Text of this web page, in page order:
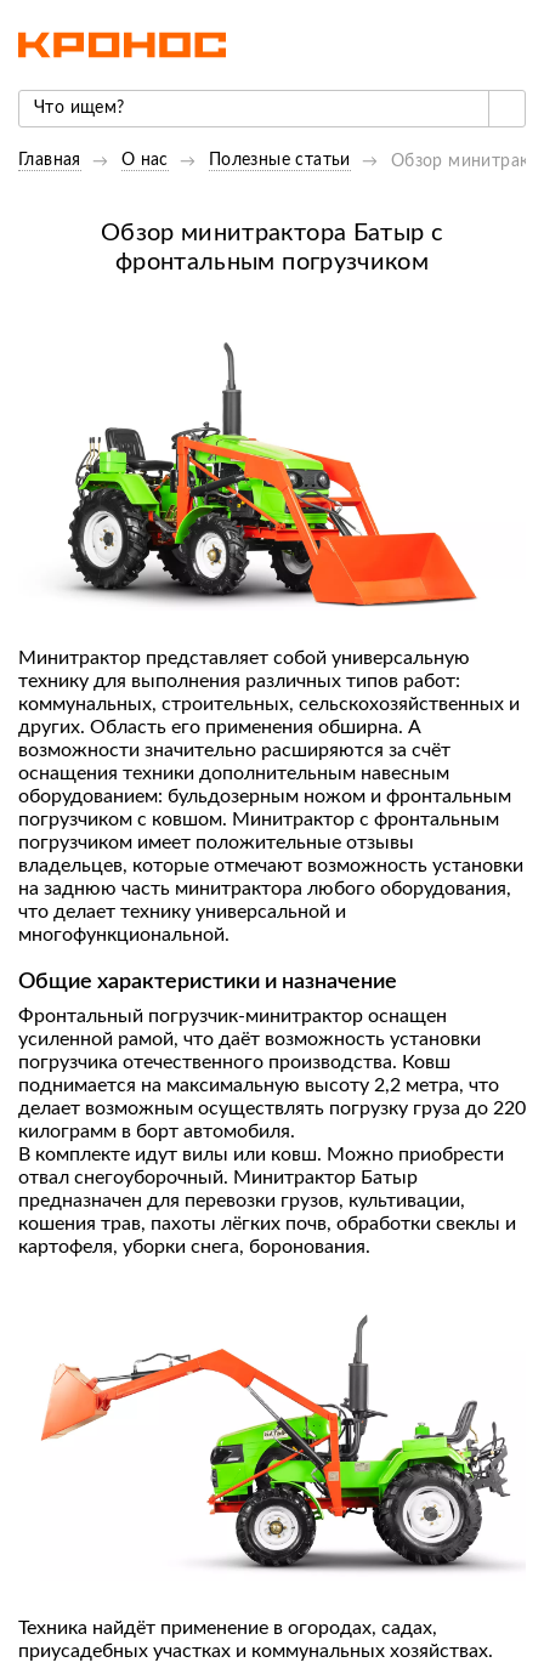
Главная О нас Полезные статьи Обзор
Обзор минитрактора Батыр с
фронтальным погрузчиком
Минитрактор представляет собой универсальную
технику для выполнения различных типов работ:
коммунальных, строительных, сельскохозяйственных и
других. Область его применения обширна. А
возможности значительно расширяются за счёт
оснащения техники дополнительным навесным
оборудованием: бульдозерным ножом и фронтальным
погрузчиком с ковшом. Минитрактор с фронтальным
погрузчиком имеет положительные отзывы
владельцев, которые отмечают возможность установки
на заднюю часть минитрактора любого оборудования,
что делает технику универсальной и
многофункциональной.
Общие характеристики и назначение
Фронтальный погрузчик-минитрактор оснащен
усиленной рамой, что даёт возможность установки
погрузчика отечественного производства. Ковш
поднимается на максимальную высоту 2,2 метра, что
делает возможным осуществлять погрузку груза до 220
килограмм в борт автомобиля.
В комплекте идут вилы или ковш. Можно приобрести
отвал снегоуборочный. Минитрактор Батыр
предназначен для перевозки грузов, культивации,
кошения трав, пахоты лёгких почв, обработки свеклы и
картофеля, уборки снега, боронования.
Техника найдёт применение в огородах, садах,
приусадебных участках и коммунальных хозяйствах.